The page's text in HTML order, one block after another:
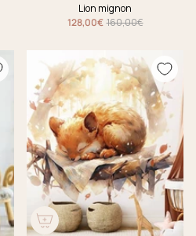
Lion mignon
128,00€ 160,00€